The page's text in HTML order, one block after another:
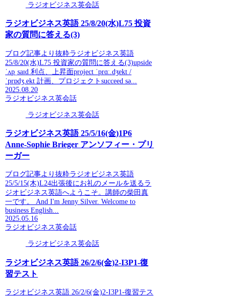
ラジオビジネス英会話
ラジオビジネス英語 25/8/20(水)L75 投資
家の質問に答える(3)
ブログ記事より抜粋ラジオビジネス英語
25/8/20(水)L75 投資家の質問に答える(3)upside
ˈʌpˌsaɪd 利点、上昇面project ˈprɑː.dʒekt /
ˈprɒdʒ.ekt 計画、プロジェクトsucceed sə...
2025.08.20
ラジオビジネス英会話
ラジオビジネス英会話
ラジオビジネス英語 25/5/16(金)1P6
Anne-Sophie Brieger アンソフィー・プリ
ーガー
ブログ記事より抜粋ラジオビジネス英語
25/5/15(木)L24出張後にお礼のメールを送るラ
ジオビジネス英語へようこそ。講師の柴田真
一です。 And I'm Jenny Silver. Welcome to
business English...
2025.05.16
ラジオビジネス英会話
ラジオビジネス英会話
ラジオビジネス英語 26/2/6(金)2-I3P1-復
習テスト
ラジオビジネス英語 26/2/6(金)2-I3P1-復習テス